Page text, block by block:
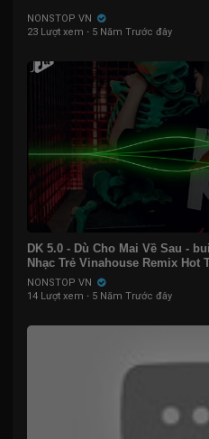
NONSTOP VN
23 Lượt xem · 5 Năm Trước đây
DK 5.0 - Dù Cho Mai Về Sau -
Nhạc Trẻ Vinahouse Remix Hot
NONSTOP VN
14 Lượt xem · 5 Năm Trước đây